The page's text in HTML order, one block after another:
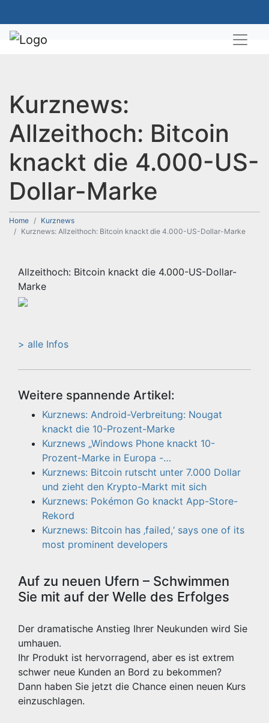
Kurznews:
Allzeithoch: Bitcoin
knackt die 4.000-US-
Dollar-Marke
Home
Kurznews
Kurznews: Allzeithoch: Bitcoin knackt die 4.000-US-Dollar-Marke
Allzeithoch: Bitcoin knackt die 4.000-US-Dollar-
Marke
> alle Infos
Weitere spannende Artikel:
Kurznews: Android-Verbreitung: Nougat
knackt die 10-Prozent-Marke
Kurznews „Windows Phone knackt 10-
Prozent-Marke in Europa -…
Kurznews: Bitcoin rutscht unter 7.000 Dollar
und zieht den Krypto-Markt mit sich
Kurznews: Pokémon Go knackt App-Store-
Rekord
Kurznews: Bitcoin has ‚failed,‘ says one of its
most prominent developers
Auf zu neuen Ufern – Schwimmen
Sie mit auf der Welle des Erfolges
Der dramatische Anstieg Ihrer Neukunden wird Sie
umhauen.
Ihr Produkt ist hervorragend, aber es ist extrem
schwer neue Kunden an Bord zu bekommen?
Dann haben Sie jetzt die Chance einen neuen Kurs
einzuschlagen.